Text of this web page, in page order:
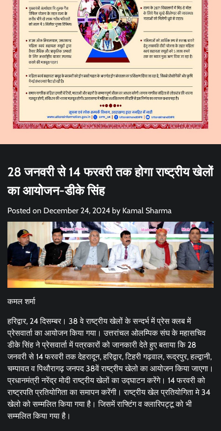
28 जनवरी से 14 फरवरी तक होगा राष्ट्रीय खेलों
का आयोजन-डीके सिंह
Posted on December 24, 2024 by Kamal Sharma
कमल शर्मा
हरिद्वार, 24 दिसम्बर। 38 वे राष्ट्रीय खेलों के सन्दर्भ में प्रेस क्लब में
प्रेसवार्ता का आयोजन किया गया। उत्तरांचल ओलम्पिक संघ के महासचिव
डीके सिंह ने प्रेसवार्ता में पत्रकारों को जानकारी देते हुए बताया कि 28
जनवरी से 14 फरवरी तक देहरादून, हरिद्वार, टिहरी गढ़वाल, रूद्रपुर, हल्द्वानी,
चम्पावत व पिथौरागढ़ जनपद 38वें राष्ट्रीय खेलो का आयोजन किया जाएगा।
प्रधानमंत्री नरेंद्र मोदी राष्ट्रीय खेलों का उद्घाटन करेंगे। 14 फरवरी को
राष्ट्रपति प्रतियोगिता का समापन करेंगी। राष्ट्रीय खेल प्रतियोगिता मे 34
खेलो को सम्मलित किया गया है। जिसमें राफ्टिंग व क्लारिपट्टू को भी
सम्मलित किया गया है।